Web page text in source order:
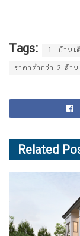
Tags: 1. บ้านเ
ราคาต่ำกว่า 2 ล้า
Related